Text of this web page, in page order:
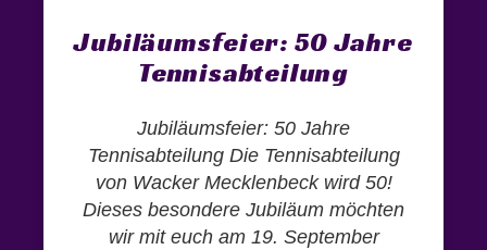
Jubiläumsfeier: 50 Jahre
Tennisabteilung
Jubiläumsfeier: 50 Jahre
Tennisabteilung Die Tennisabteilung
von Wacker Mecklenbeck wird 50!
Dieses besondere Jubiläum möchten
wir mit euch am 19. September